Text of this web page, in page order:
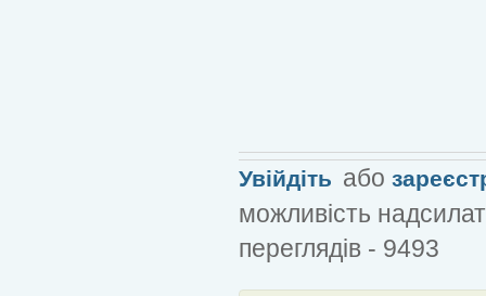
Увійдіть або
можливість
переглядів - 9493